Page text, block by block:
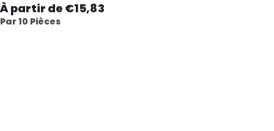
À partir de €15,83
Par 10 Pièces